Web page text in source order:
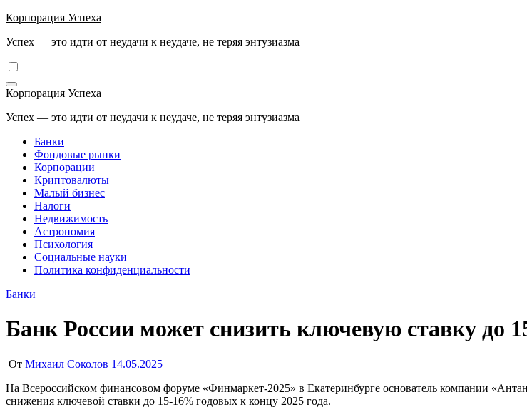
Перейти
содержимому
Корпорация Успеха
Успех — это идти от неудачи к неудаче, не теряя энтузиазма
Корпорация Успеха
Успех — это идти от неудачи к неудаче, не теряя энтузиазма
Банки
Фондовые рынки
Корпорации
Криптовалюты
Малый бизнес
Налоги
Недвижимость
Астрономия
Психология
Социальные науки
Политика конфиденциальности
Банки
Банк России может снизить ключевую ставку до
От Михаил Соколов 14.05.2025
На Всероссийском финансовом форуме «Финмаркет-2025» в Екатеринбурге основатель компании «Антанта капитал» Евгений Коган высказал мнение, что Банк России не сможет избежать
снижения ключевой ставки до 15-16% годовых к концу 2025 года.